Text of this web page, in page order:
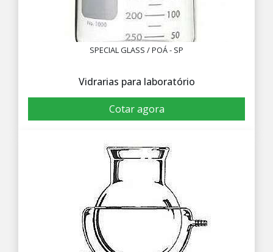
SPECIAL GLASS / POÁ - SP
Vidrarias para laboratório
Cotar agora